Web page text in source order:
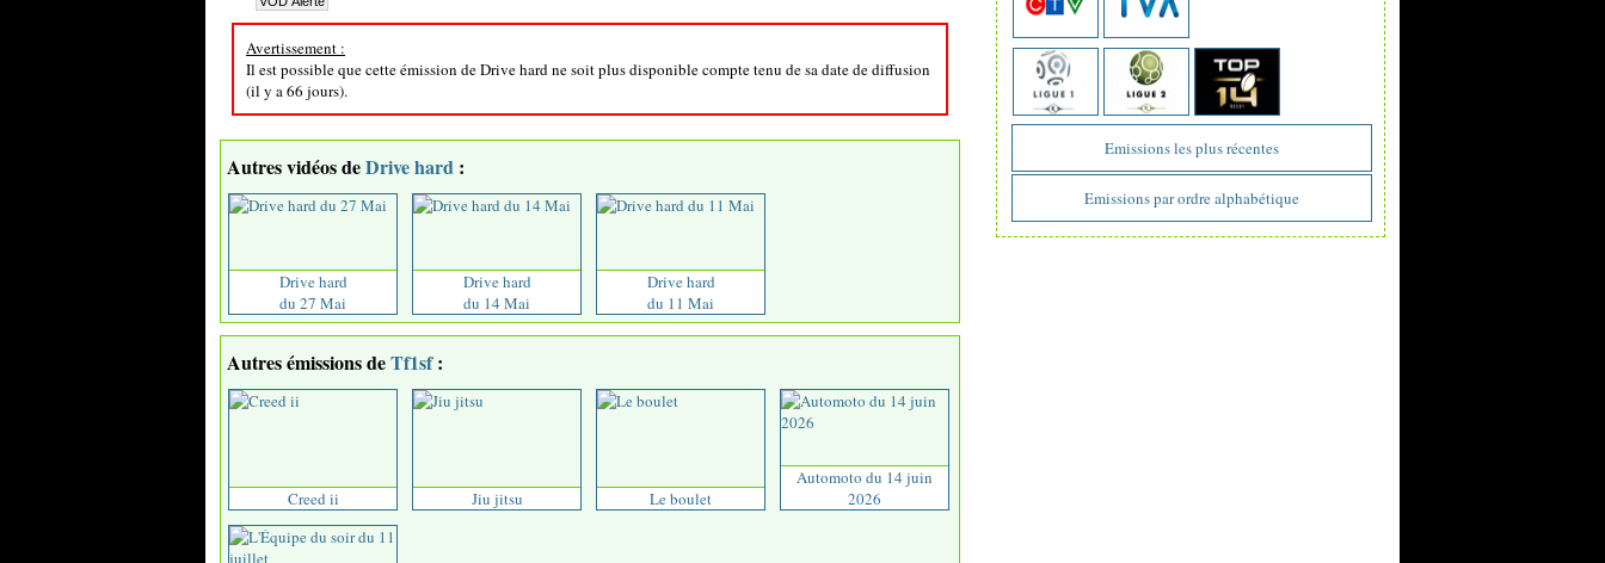
Emissions les plus récentes
Emissions par ordre alphabétique
Avertissement :
Il est possible que cette émission de Drive hard ne soit plus disponible compte tenu de sa date de diffusion
(il y a 66 jours).
Autres vidéos deDrive hard :
Drive hard
du 27 Mai
Drive hard
du 14 Mai
Drive hard
du 11 Mai
Autres émissions deTf1sf:
Creed ii Jiu jitsu Le boulet
Automoto du 14 juin
2026